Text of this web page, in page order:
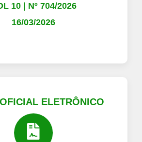
10 | Nº 704/2026
16/03/2026
ELETRÔNICO